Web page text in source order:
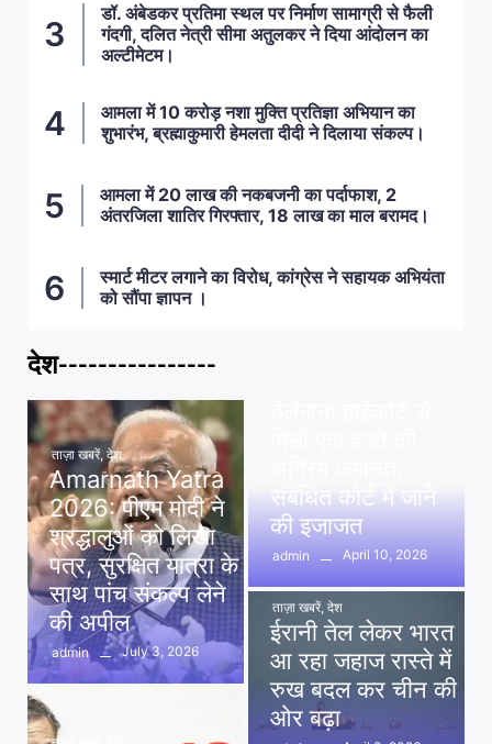
डॉ. अंबेडकर प्रतिमा स्थल पर निर्माण सामाग्री से फैली
गंदगी, दलित नेत्री सीमा अतुलकर ने दिया आंदोलन का
अल्टीमेटम।
आमला में 10 करोड़ नशा मुक्ति प्रतिज्ञा अभियान का
शुभारंभ, ब्रह्माकुमारी हेमलता दीदी ने दिलाया संकल्प।
आमला में 20 लाख की नकबजनी का पर्दाफाश, 2
अंतरजिला शातिर गिरफ्तार, 18 लाख का माल बरामद।
स्मार्ट मीटर लगाने का विरोध, कांग्रेस ने सहायक अभियंता
को सौंपा ज्ञापन ।
देश----------------
ताज़ा खबरें, देश
Amarnath Yatra
2026: पीएम मोदी ने
श्रद्धालुओं को लिखा
पत्र, सुरक्षित यात्रा के
साथ पांच संकल्प लेने
की अपील
admin July 3, 2026
संबंधित कोर्ट में जाने
की इजाजत
admin April 10, 2026
ताज़ा खबरें, देश
ईरानी तेल लेकर भारत
आ रहा जहाज रास्ते में
रुख बदल कर चीन की
ओर बढ़ा